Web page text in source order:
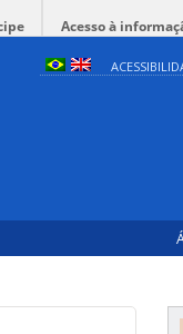
Acesso à